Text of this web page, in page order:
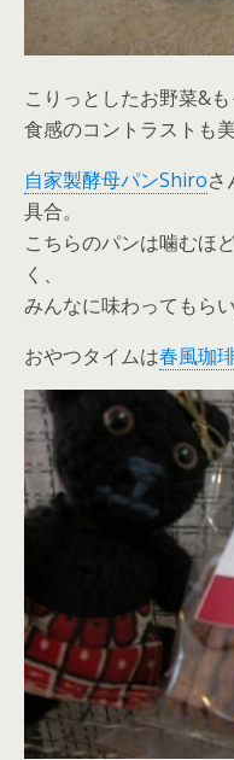
こりっとしたお野菜&
食感のコントラストも
自家製酵母パンShiroさ
具合。
こちらのパンは噛むほ
く、
みんなに味わってもら
おやつタイムは春風珈